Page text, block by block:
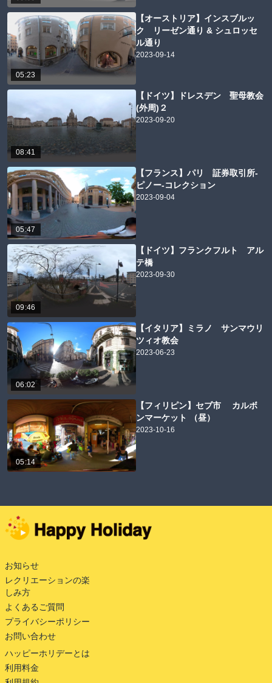
05:23
【オーストリア】インスブルッ
ク リーゼン通り & シュロッセ
ル通り
2023-09-14
08:41
【ドイツ】ドレスデン 聖母教会
(外周)２
2023-09-20
05:47
【フランス】パリ 証券取引所-
ピノー-コレクション
2023-09-04
09:46
【ドイツ】フランクフルト アル
テ橋
2023-09-30
06:02
【イタリア】ミラノ サンマウリ
ツィオ教会
2023-06-23
05:14
【フィリピン】セブ市 カルボ
ンマーケット （昼）
2023-10-16
お知らせ
レクリエーションの楽
しみ方
よくあるご質問
プライバシーポリシー
お問い合わせ
ハッピーホリデーとは
利用料金